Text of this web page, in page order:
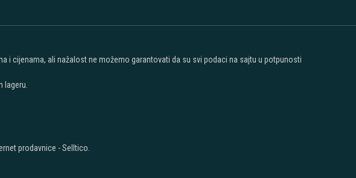
i cijenama, ali nažalost ne možemo garantovati da su svi podaci na sajtu u potpunosti
lageru.
prodavnice -Selltico.